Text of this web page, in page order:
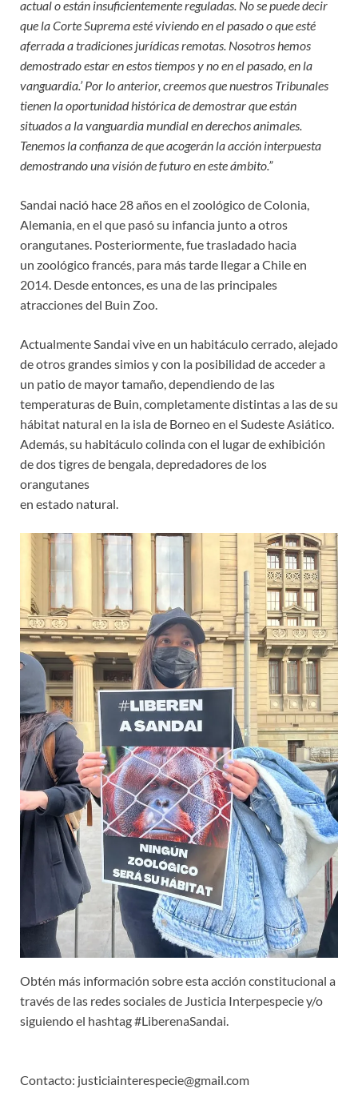
actual o están insuficientemente reguladas. No se puede decir
que la Corte Suprema esté viviendo en el pasado o que esté
aferrada a tradiciones jurídicas remotas. Nosotros hemos
demostrado estar en estos tiempos y no en el pasado, en la
vanguardia.’ Por lo anterior, creemos que nuestros Tribunales
tienen la oportunidad histórica de demostrar que están
situados a la vanguardia mundial en derechos animales.
Tenemos la confianza de que acogerán la acción interpuesta
demostrando una visión de futuro en este ámbito.”
Sandai nació hace 28 años en el zoológico de Colonia,
Alemania, en el que pasó su infancia junto a otros
orangutanes. Posteriormente, fue trasladado hacia
un zoológico francés, para más tarde llegar a Chile en
2014. Desde entonces, es una de las principales
atracciones del Buin Zoo.
Actualmente Sandai vive en un habitáculo cerrado, alejado
de otros grandes simios y con la posibilidad de acceder a
un patio de mayor tamaño, dependiendo de las
temperaturas de Buin, completamente distintas a las de su
hábitat natural en la isla de Borneo en el Sudeste Asiático.
Además, su habitáculo colinda con el lugar de exhibición
de dos tigres de bengala, depredadores de los
orangutanes
en estado natural.
Obtén más información sobre esta acción constitucional a
través de las redes sociales de Justicia Interpespecie y/o
siguiendo el hashtag #LiberenaSandai.
Contacto: justiciainterespecie@gmail.com